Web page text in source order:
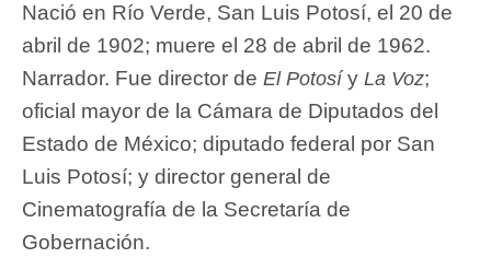
Nació en Río Verde, San Luis Potosí, el 20 de
abril de 1902; muere el 28 de abril de 1962.
Narrador. Fue director de El Potosíy La Voz;
oficial mayor de la Cámara de Diputados del
Estado de México; diputado federal por San
Luis Potosí; y director general de
Cinematografía de la Secretaría de
Gobernación.